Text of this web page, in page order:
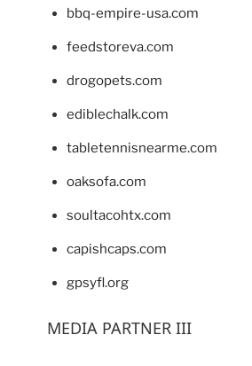
bbq-empire-usa.com
feedstoreva.com
drogopets.com
ediblechalk.com
tabletennisnearme.com
oaksofa.com
soultacohtx.com
capishcaps.com
gpsyfl.org
MEDIA PARTNER III